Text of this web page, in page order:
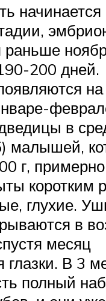
начинается
раньше
200 дней.
на
в
малышей,
г,
коротким
глухие.
в
месяц
глазки. В 3
полный